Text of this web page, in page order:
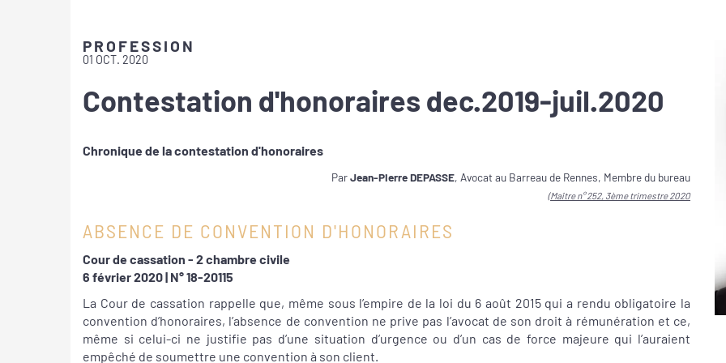
PROFESSION
01 OCT. 2020
Contestation d'honoraires dec.2019-juil.2020
Chronique de la contestation d'honoraires
ParJean-Pierre DEPASSE, Avocat au Barreau de Rennes, Membre du bureau
(Maître n° 252, 3ème trimestre 2020
ABSENCE DE CONVENTION D'HONORAIRES
Cour de cassation - 2 chambre civile
6 février 2020 | N° 18-20115
La Cour de cassation rappelle que, même sous l’empire de la loi du 6 août 2015 qui a rendu obligatoire la
convention d’honoraires, l’absence de convention ne prive pas l’avocat de son droit à rémunération et ce,
même si celui-ci ne justifie pas d’une situation d’urgence ou d’un cas de force majeure qui l’auraient
empêché de soumettre une convention à son client.